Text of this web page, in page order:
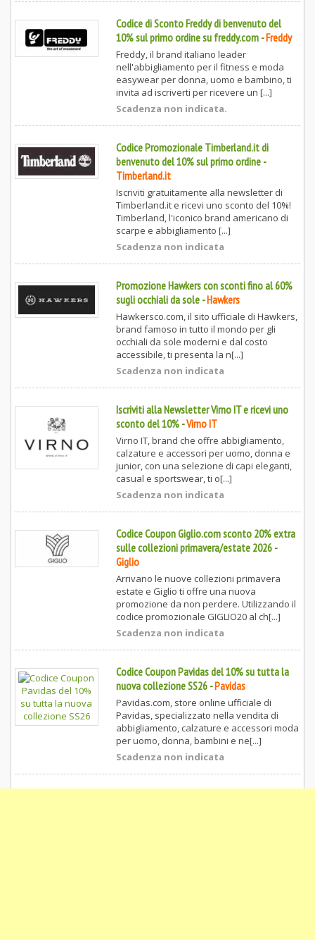
Codice di Sconto Freddy di benvenuto del
10% sul primo ordine su freddy.com-Freddy
Freddy, il brand italiano leader
nell'abbigliamento per il fitness e moda
easywear per donna, uomo e bambino, ti
invita ad iscriverti per ricevere un [...]
Scadenza non indicata.
Codice Promozionale Timberland.it di
benvenuto del 10% sul primo ordine-
Timberland.it
Iscriviti gratuitamente alla newsletter di
Timberland.it e ricevi uno sconto del 10%!
Timberland, l'iconico brand americano di
scarpe e abbigliamento [...]
Scadenza non indicata
Promozione Hawkers con sconti fino al 60%
sugli occhiali da sole-Hawkers
Hawkersco.com, il sito ufficiale di Hawkers,
brand famoso in tutto il mondo per gli
occhiali da sole moderni e dal costo
accessibile, ti presenta la n[...]
Scadenza non indicata
Iscriviti alla Newsletter Virno IT e ricevi uno
sconto del 10%-Virno IT
Virno IT, brand che offre abbigliamento,
calzature e accessori per uomo, donna e
junior, con una selezione di capi eleganti,
casual e sportswear, ti o[...]
Scadenza non indicata
Codice Coupon Giglio.com sconto 20% extra
sulle collezioni primavera/estate 2026-
Giglio
Arrivano le nuove collezioni primavera
estate e Giglio ti offre una nuova
promozione da non perdere. Utilizzando il
codice promozionale GIGLIO20 al ch[...]
Scadenza non indicata
Codice Coupon Pavidas del 10% su tutta la
nuova collezione SS26-Pavidas
Pavidas.com, store online ufficiale di
Pavidas, specializzato nella vendita di
abbigliamento, calzature e accessori moda
per uomo, donna, bambini e ne[...]
Scadenza non indicata